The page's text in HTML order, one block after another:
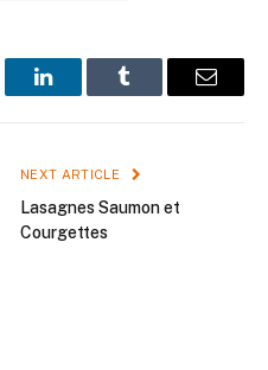
LinkedInTumblr Email
NEXT ARTICLE
Lasagnes Saumon et
Courgettes